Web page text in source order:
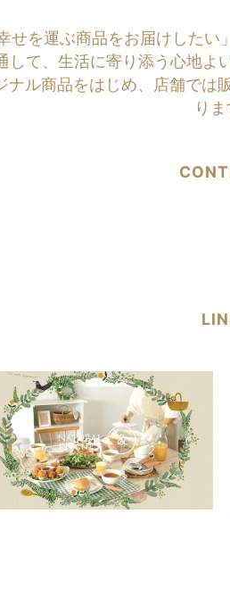
せを運ぶ商品をお届けした
して、生活に寄り添う心地
ナル商品をはじめ、店舗で
りま